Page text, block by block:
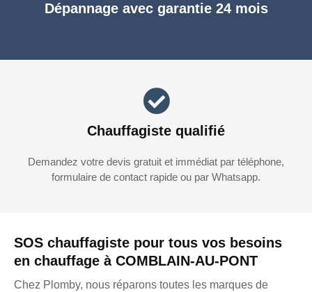
SOS chauffagiste pour tous vos besoins
en chauffage à COMBLAIN-AU-PONT
Chez Plomby, nous réparons toutes les marques de
Dépannage avec garantie 24 mois
Chauffagiste qualifié
Demandez votre devis gratuit et immédiat par téléphone,
formulaire de contact rapide ou par Whatsapp.